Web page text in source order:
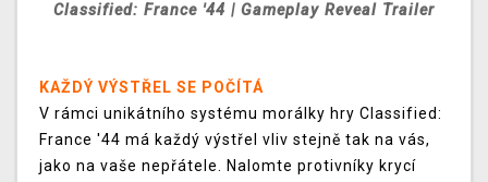
Classified: France '44 | Gameplay Reveal Trailer
KAŽDÝ VÝSTŘEL SE POČÍTÁ
V rámci unikátního systému morálky hry Classified:
France '44 má každý výstřel vliv stejně tak na vás,
jako na vaše nepřátele. Nalomte protivníky krycí